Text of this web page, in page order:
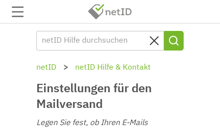
netID netID Hilfe & Kontakt
Einstellungen für den
Mailversand
Legen Sie fest, ob Ihren E-Mails